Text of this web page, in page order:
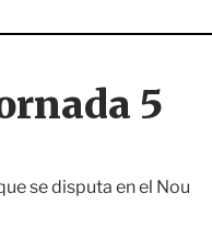
5
se disputa en el Nou